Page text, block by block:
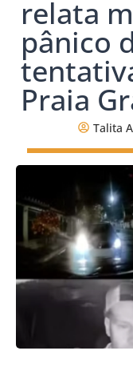
relata
pânico
Praia
Talita